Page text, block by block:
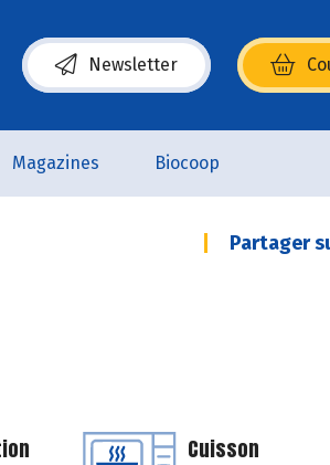
Newsletter
(s’ouvre dans une nouvelle fenêtre)
Magazines Biocoop
Partager
Cuisson